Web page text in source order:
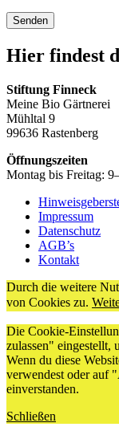
Hier findest
Stiftung Finneck
Meine Bio Gärtnerei
Mühltal 9
99636 Rastenberg
Öffnungszeiten
Montag bis Freitag:
Impressum
Datenschutz
AGB’s
Kontakt
Durch die weitere
von Cookies zu.
Die Cookie-
zulassen" eingestellt,
Wenn du diese
verwendest oder auf
einverstanden.
Schließen